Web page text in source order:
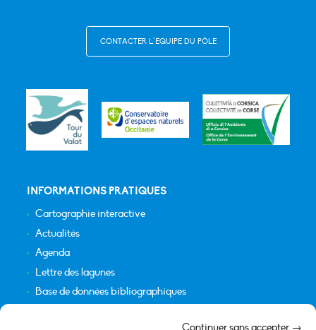
Continuer sans accepter →
CONTACTER L’ÉQUIPE DU PÔLE
INFORMATIONS PRATIQUES
Cartographie interactive
Actualités
Agenda
Lettre des lagunes
Base de données bibliographiques